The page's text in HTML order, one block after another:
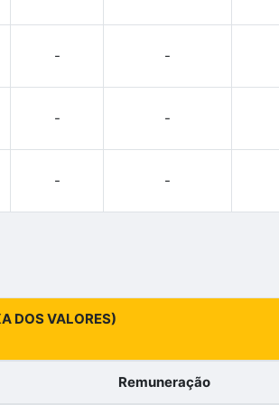
- -
- -
- -
DOS VALORES)
Remuneração